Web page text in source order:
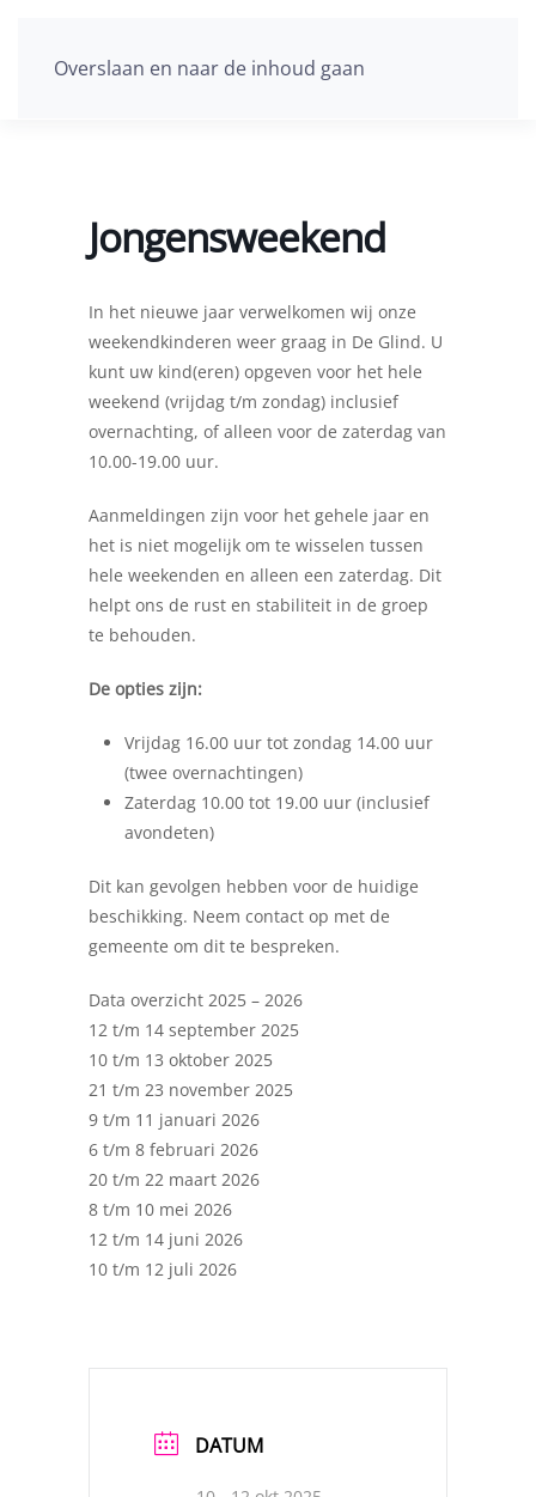
Overslaan en naar de inhoud gaan
Jongensweekend
In het nieuwe jaar verwelkomen wij onze
weekendkinderen weer graag in De Glind. U
kunt uw kind(eren) opgeven voor het hele
weekend (vrijdag t/m zondag) inclusief
overnachting, of alleen voor de zaterdag van
10.00-19.00 uur.
Aanmeldingen zijn voor het gehele jaar en
het is niet mogelijk om te wisselen tussen
hele weekenden en alleen een zaterdag. Dit
helpt ons de rust en stabiliteit in de groep
te behouden.
De opties zijn:
Vrijdag 16.00 uur tot zondag 14.00 uur
(twee overnachtingen)
Zaterdag 10.00 tot 19.00 uur (inclusief
avondeten)
Dit kan gevolgen hebben voor de huidige
beschikking. Neem contact op met de
gemeente om dit te bespreken.
Data overzicht 2025 – 2026
12 t/m 14 september 2025
10 t/m 13 oktober 2025
21 t/m 23 november 2025
9 t/m 11 januari 2026
6 t/m 8 februari 2026
20 t/m 22 maart 2026
8 t/m 10 mei 2026
12 t/m 14 juni 2026
10 t/m 12 juli 2026
DATUM